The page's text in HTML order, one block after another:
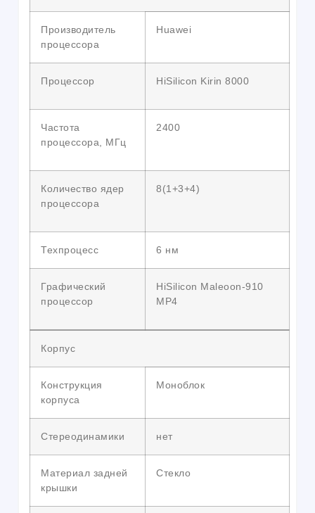
Производитель
процессора
Huawei
Процессор HiSilicon Kirin 8000
Частота
процессора, МГц
2400
Количество ядер
процессора
8(1+3+4)
Техпроцесс 6 нм
Графический
процессор
HiSilicon Maleoon-910
MP4
Корпус
Конструкция
корпуса
Моноблок
Стереодинамики нет
Материал задней
крышки
Стекло